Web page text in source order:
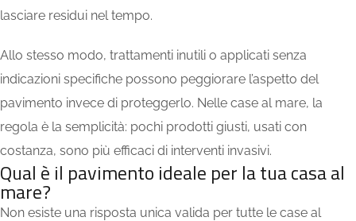
lasciare residui nel tempo.
Allo stesso modo, trattamenti inutili o applicati senza
indicazioni specifiche possono peggiorare l’aspetto del
pavimento invece di proteggerlo. Nelle case al mare, la
regola è la semplicità: pochi prodotti giusti, usati con
costanza, sono più efficaci di interventi invasivi.
Qual è il pavimento ideale per la tua casa al
mare?
Non esiste una risposta unica valida per tutte le case al